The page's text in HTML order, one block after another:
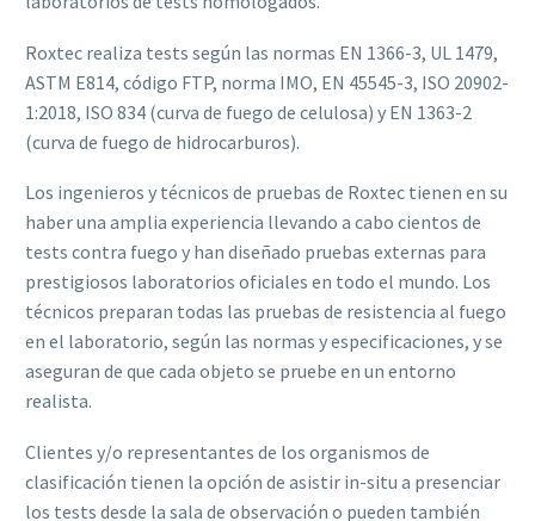
Roxtec realiza tests según las normas EN 1366-3, UL 1479,
ASTM E814, código FTP, norma IMO, EN 45545-3, ISO 20902-
1:2018, ISO 834 (curva de fuego de celulosa) y EN 1363-2
(curva de fuego de hidrocarburos).
Los ingenieros y técnicos de pruebas de Roxtec tienen en su
haber una amplia experiencia llevando a cabo cientos de
tests contra fuego y han diseñado pruebas externas para
prestigiosos laboratorios oficiales en todo el mundo. Los
técnicos preparan todas las pruebas de resistencia al fuego
en el laboratorio, según las normas y especificaciones, y se
aseguran de que cada objeto se pruebe en un entorno
realista.
Clientes y/o representantes de los organismos de
clasificación tienen la opción de asistir in-situ a presenciar
los tests desde la sala de observación o pueden también